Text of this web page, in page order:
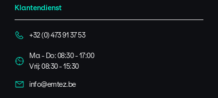
Klantendienst
+32 (0) 473 91 37 53
Ma - Do: 08:30 - 17:00
Vrij: 08:30 - 15:30
info@emtez.be